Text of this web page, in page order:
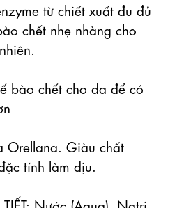
từ chiết xuất đu đủ
chết nhẹ nhàng cho
bào chết cho da để có
Orellana. Giàu chất
tính làm dịu.
Nước (Aqua), Natri